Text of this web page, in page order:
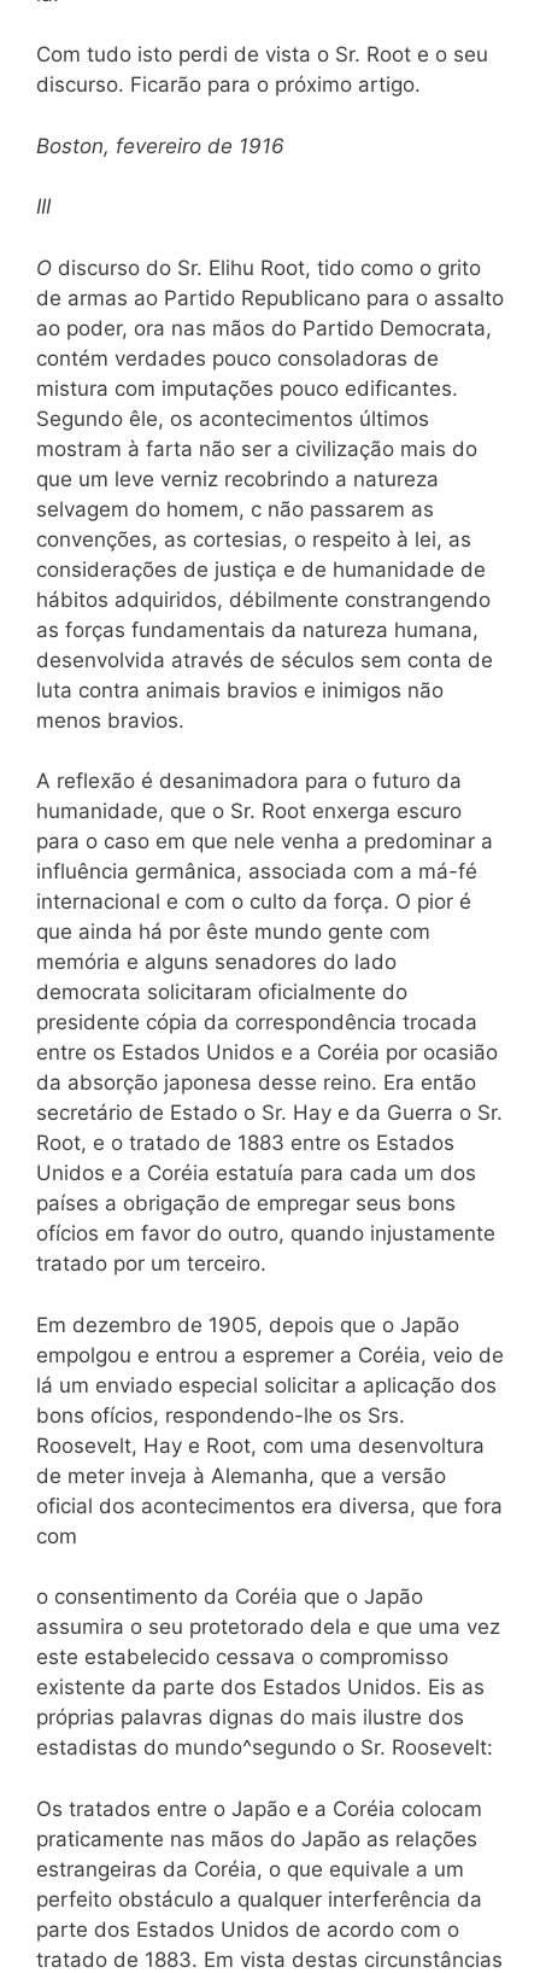
Com tudo isto perdi de vista o Sr. Root e o seu
discurso. Ficarão para o próximo artigo.
Boston, fevereiro de 1916
III
O discurso do Sr. Elihu Root, tido como o grito
de armas ao Partido Republicano para o assalto
ao poder, ora nas mãos do Partido Democrata,
contém verdades pouco consoladoras de
mistura com imputações pouco edificantes.
Segundo êle, os acontecimentos últimos
mostram à farta não ser a civilização mais do
que um leve verniz recobrindo a natureza
selvagem do homem, c não passarem as
convenções, as cortesias, o respeito à lei, as
considerações de justiça e de humanidade de
hábitos adquiridos, débilmente constrangendo
as forças fundamentais da natureza humana,
desenvolvida através de séculos sem conta de
luta contra animais bravios e inimigos não
menos bravios.
A reflexão é desanimadora para o futuro da
humanidade, que o Sr. Root enxerga escuro
para o caso em que nele venha a predominar a
influência germânica, associada com a má-fé
internacional e com o culto da força. O pior é
que ainda há por êste mundo gente com
memória e alguns senadores do lado
democrata solicitaram oficialmente do
presidente cópia da correspondência trocada
entre os Estados Unidos e a Coréia por ocasião
da absorção japonesa desse reino. Era então
secretário de Estado o Sr. Hay e da Guerra o Sr.
Root, e o tratado de 1883 entre os Estados
Unidos e a Coréia estatuía para cada um dos
países a obrigação de empregar seus bons
ofícios em favor do outro, quando injustamente
tratado por um terceiro.
Em dezembro de 1905, depois que o Japão
empolgou e entrou a espremer a Coréia, veio de
lá um enviado especial solicitar a aplicação dos
bons ofícios, respondendo-lhe os Srs.
Roosevelt, Hay e Root, com uma desenvoltura
de meter inveja à Alemanha, que a versão
oficial dos acontecimentos era diversa, que fora
com
o consentimento da Coréia que o Japão
assumira o seu protetorado dela e que uma vez
este estabelecido cessava o compromisso
existente da parte dos Estados Unidos. Eis as
próprias palavras dignas do mais ilustre dos
estadistas do mundo^segundo o Sr. Roosevelt:
Os tratados entre o Japão e a Coréia colocam
praticamente nas mãos do Japão as relações
estrangeiras da Coréia, o que equivale a um
perfeito obstáculo a qualquer interferência da
parte dos Estados Unidos de acordo com o
tratado de 1883. Em vista destas circunstâncias